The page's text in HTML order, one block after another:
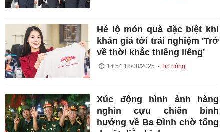
Hé lộ món quà đặc biệt khi
khán giả tới trải nghiệm 'Trở
về thời khắc thiêng liêng'
14:54 18/08/2025 Tin nóng
Xúc động hình ảnh hàng
nghìn cựu chiến binh
hướng về Ba Đình chờ tổng